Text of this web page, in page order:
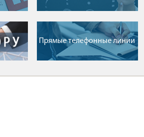
Прямые телефонные линии